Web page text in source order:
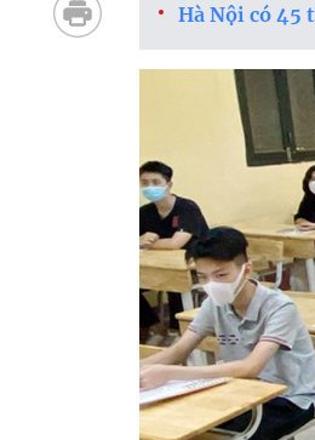
Hà Nội có 45